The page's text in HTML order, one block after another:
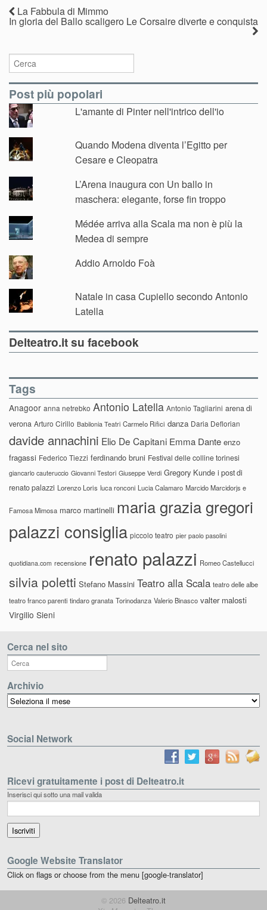
La Fabbula di Mimmo
In gloria del Ballo scaligero Le Corsaire diverte e conquista
Post più popolari
L'amante di Pinter nell'intrico dell'io
Quando Modena diventa l’Egitto per
Cesare e Cleopatra
L’Arena inaugura con Un ballo in
maschera: elegante, forse fin troppo
Médée arriva alla Scala ma non è più la
Medea di sempre
Addio Arnoldo Foà
Natale in casa Cupiello secondo Antonio
Latella
Delteatro.it su facebook
Tags
Anagoor anna netrebko Antonio Latella Antonio Tagliarini arena di
verona Arturo Cirillo Babilonia Teatri Carmelo Rifici danza Daria Deflorian
davide annachini Elio De Capitani Emma Dante enzo
fragassi Federico Tiezzi ferdinando bruni Festival delle colline torinesi
giancarlo cauteruccio Giovanni Testori Giuseppe Verdi Gregory Kunde i post di
renato palazzi Lorenzo Loris luca ronconi Lucia Calamaro Marcido Marcidorjs e
Famosa Mimosa marco martinelli maria grazia gregori
palazzi consiglia piccolo teatro pier paolo pasolini
quotidiana.com recensione renato palazzi Romeo Castellucci
silvia poletti Stefano Massini Teatro alla Scala teatro delle albe
teatro franco parenti tindaro granata Torinodanza Valerio Binasco valter malosti
Virgilio Sieni
Cerca nel sito
Archivio
Archivio
Social Network
Ricevi gratuitamente i post di Delteatro.it
Inserisci qui sotto una mail valida
Google Website Translator
Click on flags or choose from the menu [google-translator]
© 2026 Delteatro.it